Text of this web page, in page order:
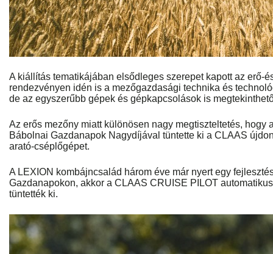
A kiállítás tematikájában elsődleges szerepet kapott az erő-
rendezvényen idén is a mezőgazdasági technika és
de az egyszerűbb gépek és gépkapcsolások is
Az erős mezőny miatt különösen nagy megtiszteltetés, hogy
Bábolnai Gazdanapok Nagydíjával tüntette ki a CLAAS
arató-cséplőgépet.
A LEXION kombájncsalád három éve már nyert egy
Gazdanapokon, akkor a CLAAS CRUISE PILOT
tüntették ki.